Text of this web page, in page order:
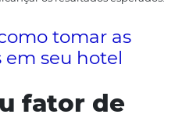
pode, por exemplo,
canais de venda
páginas) etc.
Além disso,
reservas/hóspede: